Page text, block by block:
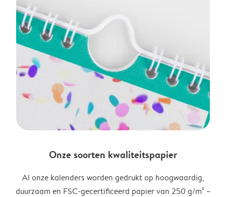
Onze soorten kwaliteitspapier
Al onze kalenders worden gedrukt op hoogwaardig,
duurzaam en FSC-gecertificeerd papier van 250 g/m² –